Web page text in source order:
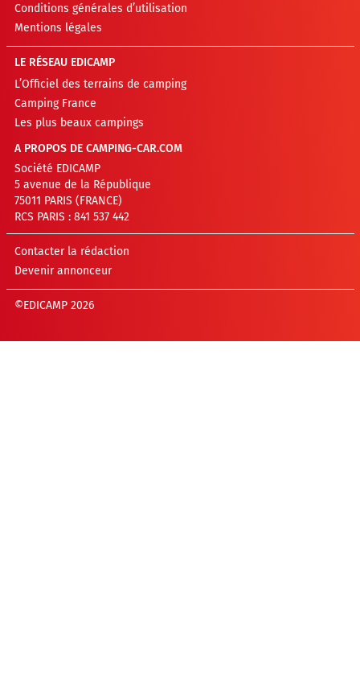
Conditions générales d’utilisation
Mentions légales
LE RÉSEAU EDICAMP
L’Officiel des terrains de camping
Camping France
Les plus beaux campings
A PROPOS DE CAMPING-CAR.COM
Société EDICAMP
5 avenue de la République
75011 PARIS (FRANCE)
RCS PARIS : 841 537 442
Contacter la rédaction
Devenir annonceur
©EDICAMP 2026